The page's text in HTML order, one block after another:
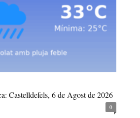
Castelldefels, 6 de Agost de 2026
0